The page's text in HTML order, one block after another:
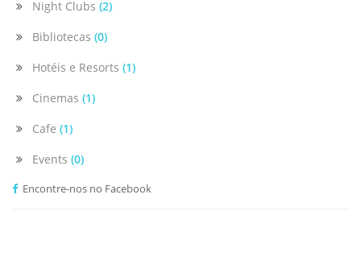
Night Clubs (2)
Bibliotecas (0)
Hotéis e Resorts (1)
Cinemas (1)
Cafe (1)
Events (0)
Encontre-nos no Facebook